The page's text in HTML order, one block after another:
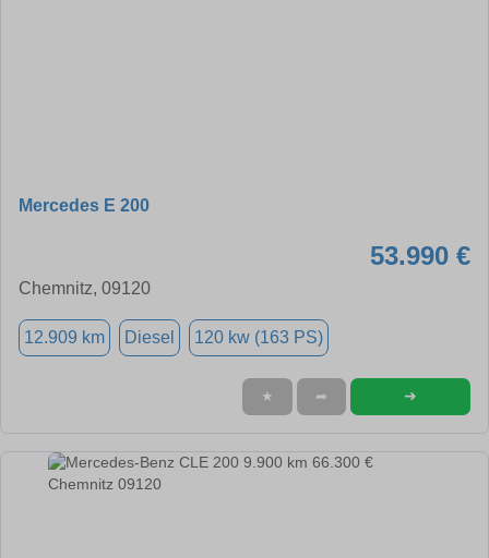
Mercedes E 200
53.990 €
Chemnitz, 09120
12.909 km Diesel 120 kw (163 PS)
★ ➦ ➜